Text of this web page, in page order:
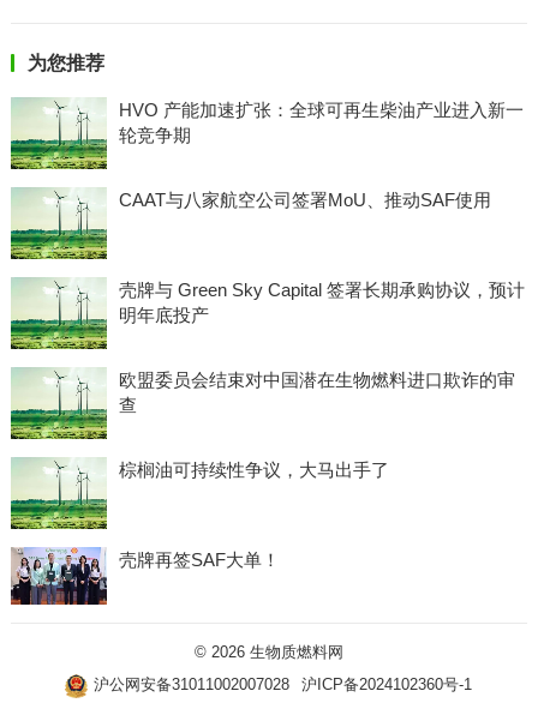
为您推荐
HVO 产能加速扩张：全球可再生柴油产业进入新一
轮竞争期
CAAT与八家航空公司签署MoU、推动SAF使用
壳牌与 Green Sky Capital 签署长期承购协议，预计
明年底投产
欧盟委员会结束对中国潜在生物燃料进口欺诈的审
查
棕榈油可持续性争议，大马出手了
壳牌再签SAF大单！
© 2026 生物质燃料网
沪公网安备31011002007028
沪ICP备2024102360号-1